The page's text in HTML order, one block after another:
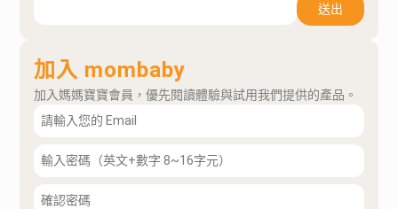
送出
加入 mombaby
加入媽媽寶寶會員，優先閱讀體驗與試用我們提供的產品。